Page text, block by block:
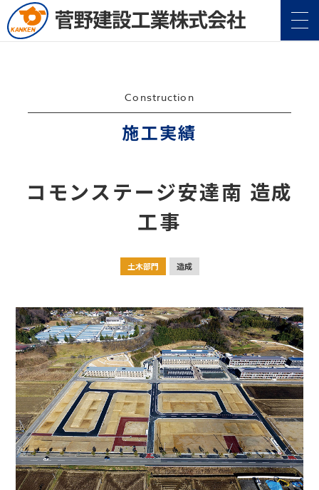
Service 事業案内
Topics 社内活動
お知らせ 広報誌 最新技術の革新
関連リンク プライバシーポリシー
Construction
施工実績
コモンステージ安達南 造成
工事
土木部門 造成